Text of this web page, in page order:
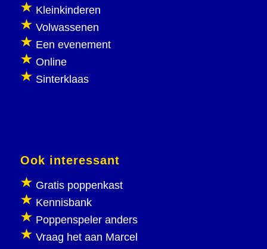
Kleinkinderen
Volwassenen
Een evenement
Online
Sinterklaas
Ook interessant
Gratis poppenkast
Kennisbank
Poppenspeler anders
Vraag het aan Marcel